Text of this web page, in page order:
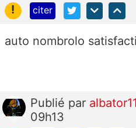
!
citer
auto nombrolo
Publié par
09h13